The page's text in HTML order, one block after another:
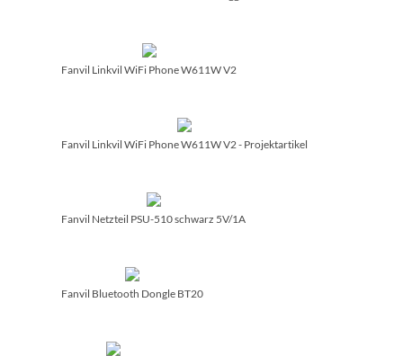
Fanvil Linkvil WiFi Phone W611W V2
Fanvil Linkvil WiFi Phone W611W V2 - Projektartikel
Fanvil Netzteil PSU-510 schwarz 5V/­1A
Fanvil Bluetooth Dongle BT20